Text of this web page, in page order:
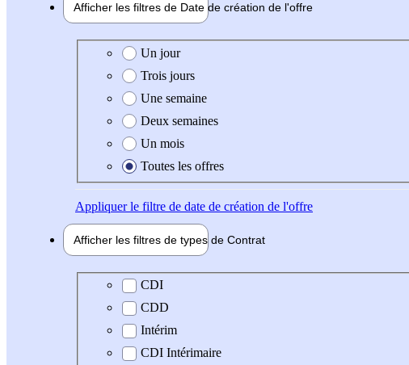
Afficher les filtres de Date de création de l'offre
Date de création de l'offre
Un jour
Trois jours
Une semaine
Deux semaines
Un mois
Toutes les offres
Appliquerle filtre de date de création de l'offre
Afficher les filtres de types de Contrat
Type de contrat
CDI
CDD
Intérim
CDI Intérimaire